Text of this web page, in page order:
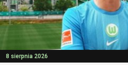
8 sierpnia 2026